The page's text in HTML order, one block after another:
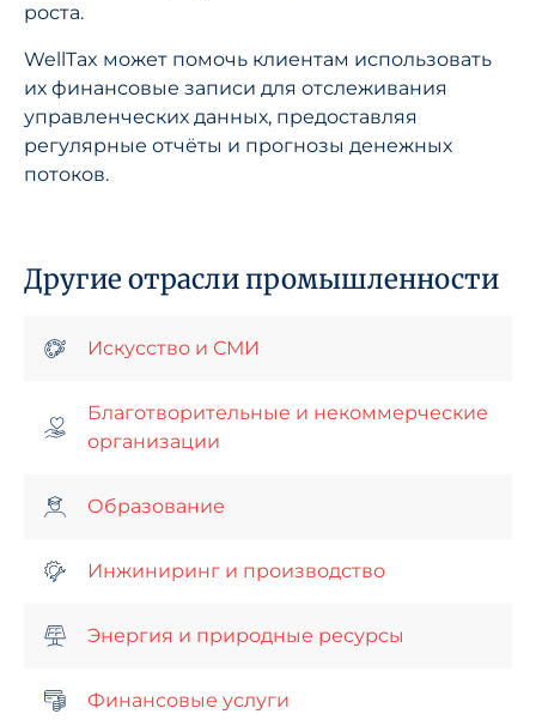
роста.
WellTax может помочь клиентам использовать
их финансовые записи для отслеживания
управленческих данных, предоставляя
регулярные отчёты и прогнозы денежных
потоков.
Другие отрасли промышленности
Искусство и СМИ
Благотворительные и некоммерческие
организации
Образование
Инжиниринг и производство
Энергия и природные ресурсы
Финансовые услуги